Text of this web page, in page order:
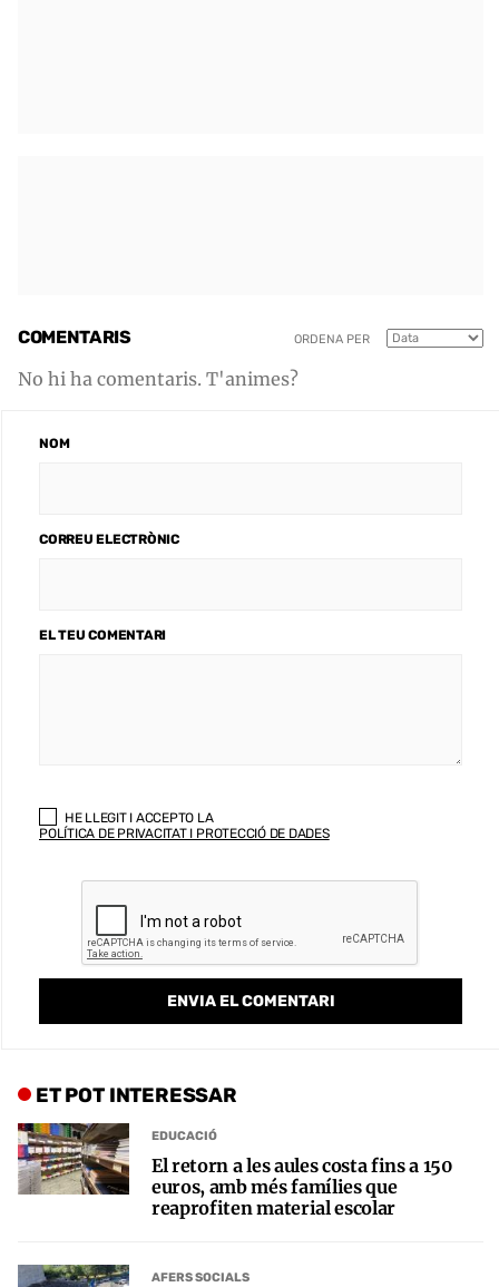
COMENTARIS ORDENA PER
No hi ha comentaris. T'animes?
NOM
CORREU ELECTRÒNIC
EL TEU COMENTARI
HE LLEGIT I ACCEPTO LA
POLÍTICA DE PRIVACITAT I PROTECCIÓ DE DADES
ET POT INTERESSAR
EDUCACIÓ
El retorn a les aules costa fins a 150
euros, amb més famílies que
reaprofiten material escolar
AFERS SOCIALS